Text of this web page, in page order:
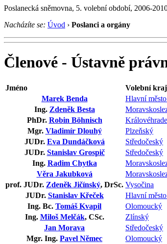
Poslanecká sněmovna, 5. volební období, 2006-
Nacházíte se: Úvod › Poslanci a orgány
Členové - Ústavně
Jméno Volební kraj
Marek Benda
Hlavní město
Ing. Zdeněk Besta
PhDr. Robin Böhnisch
Mgr. Vladimír Dlouhý Plzeňský
JUDr. Eva Dundáčková Středočeský
JUDr. Stanislav Grospič Středočeský
Ing. Radim Chytka
Věra Jakubková
prof. JUDr. Zdeněk Jičínský, DrSc. Vysočina
JUDr. Stanislav Křeček Hlavní město
Ing. Bc. Tomáš Kvapil Olomoucký
Ing. Miloš Melčák, CSc. Zlínský
Jan Morava
Středočeský
Mgr. Ing. Pavel Němec Olomoucký